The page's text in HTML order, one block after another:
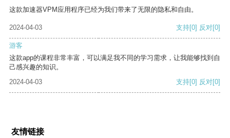
这款加速器VPM应用程序已经为我们带来了无限的隐私和自由。
2024-04-03 支持[0] 反对[0]
游客
这款app的课程非常丰富，可以满足我不同的学习需求，让我能够找到自
己感兴趣的知识。
2024-04-03
支持[0] 反对[0]
友情链接